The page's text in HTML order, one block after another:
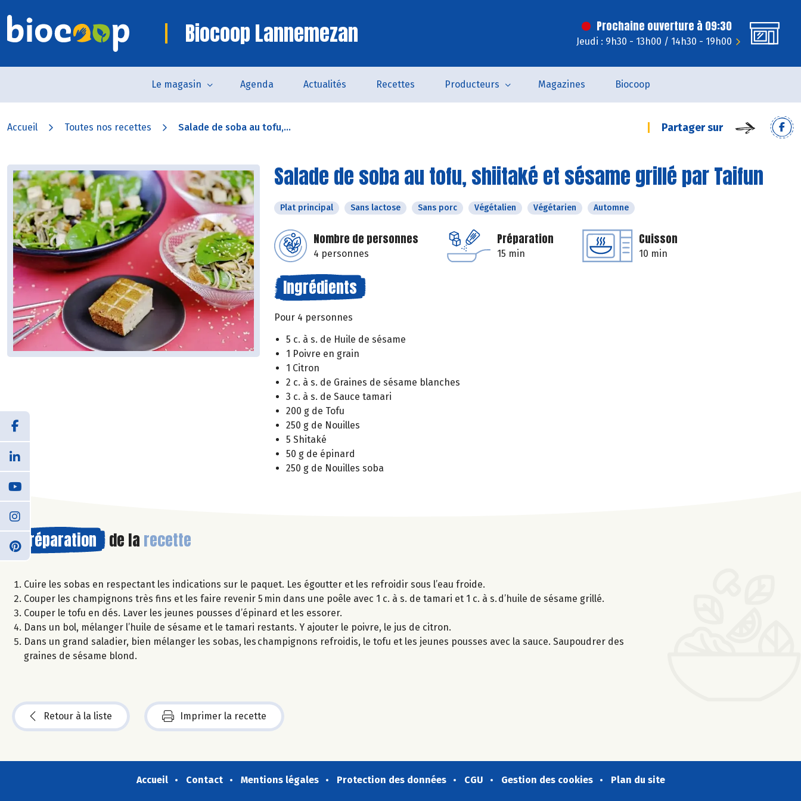
Biocoop Lannemezan Prochaine ouverture à 09:30
Jeudi : 9h30 - 13h00 / 14h30 - 19h00
Le magasin Agenda Actualités Recettes Producteurs Magazines Biocoop
Accueil Toutes nos recettes Salade de soba au tofu,... Partager sur
Salade de soba au tofu, shiitaké et sésame grillé par Taifun
Plat principal Sans lactose Sans porc Végétalien Végétarien Automne
Nombre de personnes
4 personnes
Préparation
15 min
Cuisson
10 min
Ingrédients
Pour 4 personnes
5 c. à s. de Huile de sésame
1 Poivre en grain
1 Citron
2 c. à s. de Graines de sésame blanches
3 c. à s. de Sauce tamari
200 g de Tofu
250 g de Nouilles
5 Shitaké
50 g de épinard
250 g de Nouilles soba
Préparation de la recette
Cuire les sobas en respectant les indications sur le paquet. Les égoutter et les refroidir sous l’eau froide.
Couper les champignons très fins et les faire revenir 5 min dans une poêle avec 1 c. à s. de tamari et 1 c. à s. d’huile de sésame grillé.
Couper le tofu en dés. Laver les jeunes pousses d’épinard et les essorer.
Dans un bol, mélanger l’huile de sésame et le tamari restants. Y ajouter le poivre, le jus de citron.
Dans un grand saladier, bien mélanger les sobas, les champignons refroidis, le tofu et les jeunes pousses avec la sauce. Saupoudrer des
graines de sésame blond.
Retour à la liste Imprimer la recette
Accueil Contact Mentions légales Protection des données CGU Gestion des cookies Plan du site